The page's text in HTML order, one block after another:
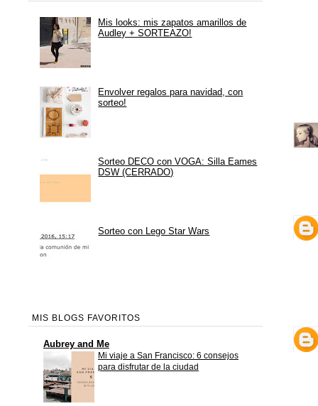
Mis looks: mis zapatos amarillos de
Audley + SORTEAZO!
Envolver regalos para navidad, con
sorteo!
Sorteo DECO con VOGA: Silla Eames
DSW (CERRADO)
Sorteo con Lego Star Wars
MIS BLOGS FAVORITOS
Aubrey and Me
Mi viaje a San Francisco: 6 consejos
para disfrutar de la ciudad